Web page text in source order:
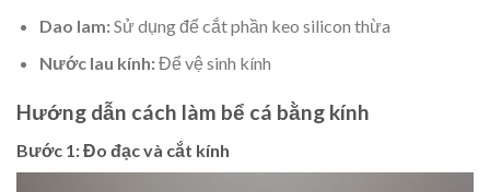
Dao lam:Sử dụng để cắt phần keo silicon thừa
Nước lau kính:Để vệ sinh kính
Hướng dẫn cách làm bể cá bằng kính
Bước 1: Đo đạc và cắt kính